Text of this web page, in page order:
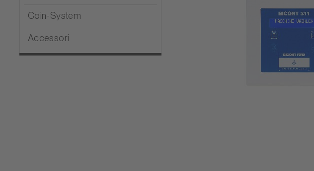
Coin-System
Accessori